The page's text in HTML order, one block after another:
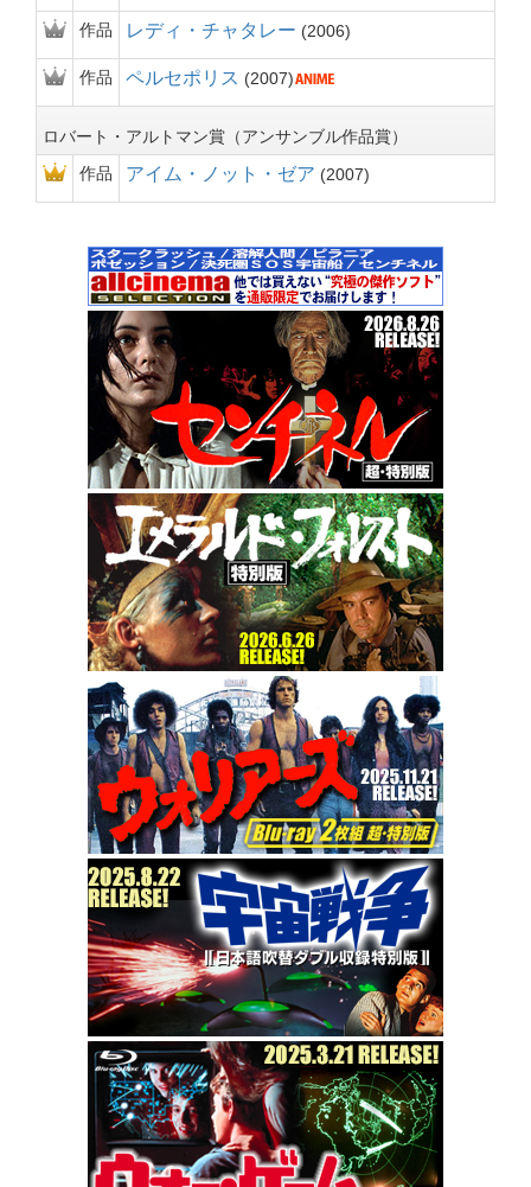
作品 レディ・チャタレー 2006
作品 ペルセポリス 2007
ロバート・アルトマン賞（アンサンブル作品賞）
作品
アイム・ノット・ゼア 2007